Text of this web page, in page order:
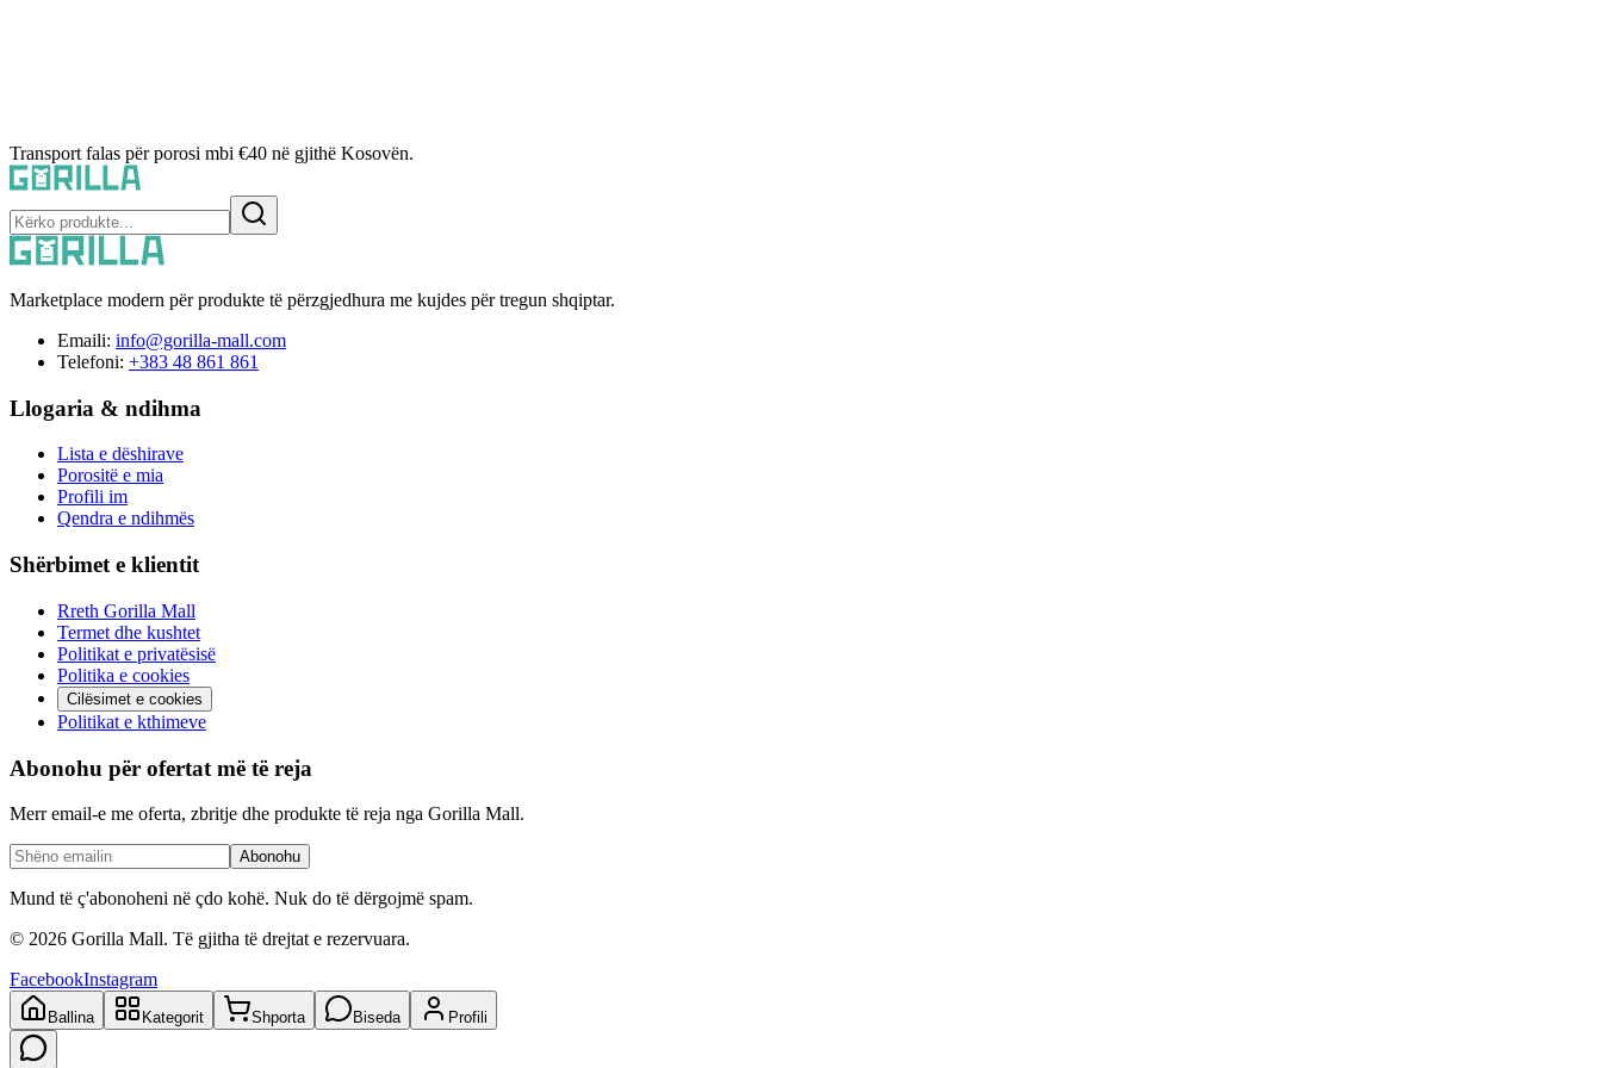
Transport falas për porosi mbi €40 në gjithë Kosovën.
Marketplace modern për produkte të përzgjedhura me kujdes për tregun shqiptar.
Emaili: info@gorilla-mall.com
Telefoni: +383 48 861 861
Llogaria & ndihma
Lista e dëshirave
Porositë e mia
Profili im
Qendra e ndihmës
Shërbimet e klientit
Rreth Gorilla Mall
Termet dhe kushtet
Politikat e privatësisë
Politika e cookies
Cilësimet e cookies
Politikat e kthimeve
Abonohu për ofertat më të reja
Merr email-e me oferta, zbritje dhe produkte të reja nga Gorilla Mall.
Abonohu
Mund të ç'abonoheni në çdo kohë. Nuk do të dërgojmë spam.
© 2026 Gorilla Mall. Të gjitha të drejtat e rezervuara.
FacebookInstagram
Ballina Kategorit Shporta Biseda Profili